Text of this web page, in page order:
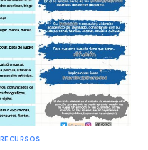
RECURSOS